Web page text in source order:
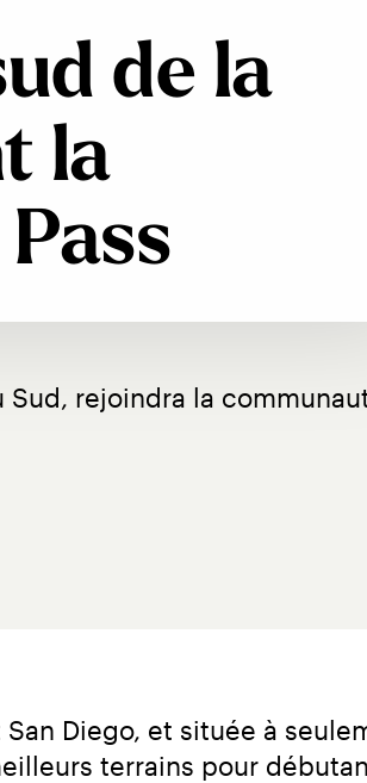
de la
la
Sud, rejoindra la
Diego, et située à
terrains pour